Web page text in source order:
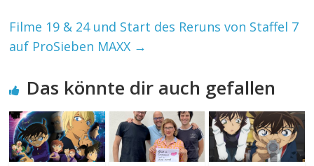
Filme 19 & 24 und Start des Reruns von Staffel 7
auf ProSieben MAXX →
Das könnte dir auch gefallen